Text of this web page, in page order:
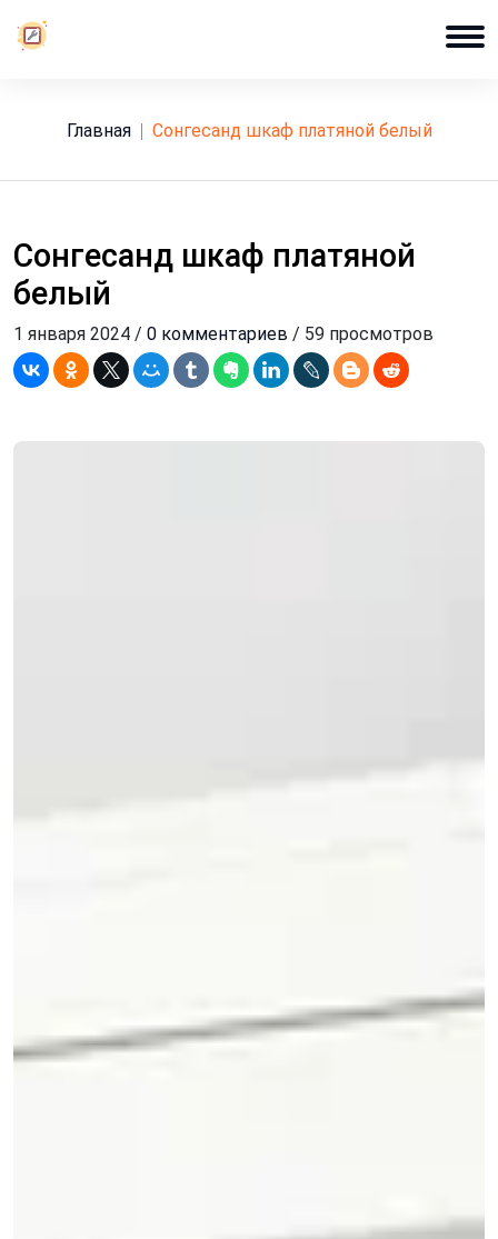
Главная сонгесанд шкаф платяной белый
Сонгесанд шкаф платяной
белый
1 января 2024 / 0 комментариев / 59 просмотров